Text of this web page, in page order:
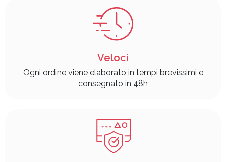
Veloci
Ogni ordine viene elaborato in tempi brevissimi e
consegnato in 48h